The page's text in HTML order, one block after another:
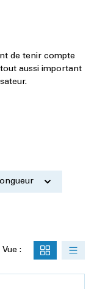
de tenir compte
aussi important
Vue :